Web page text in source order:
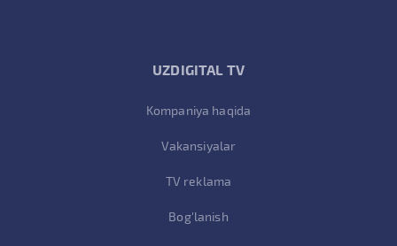
UZDIGITAL TV
Kompaniya haqida
Vakansiyalar
TV reklama
Bog'lanish